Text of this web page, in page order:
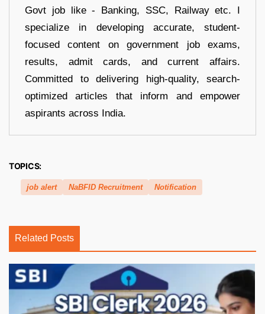
Govt job like - Banking, SSC, Railway etc. I
specialize in developing accurate, student-
focused content on government job exams,
results, admit cards, and current affairs.
Committed to delivering high-quality, search-
optimized articles that inform and empower
aspirants across India.
TOPICS:
job alert NaBFID Recruitment Notification
Related Posts